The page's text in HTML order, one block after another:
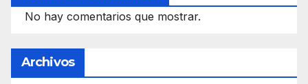
No hay comentarios que mostrar.
Archivos